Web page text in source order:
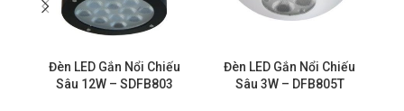
Đèn LED Gắn Nổi Chiếu
Sâu 12W – SDFB803
Đèn LED Gắn Nổi Chiếu
Sâu 3W – DFB805T